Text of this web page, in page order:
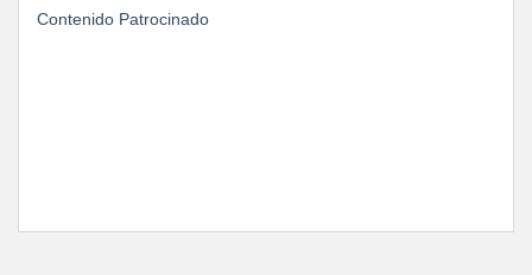
Contenido Patrocinado